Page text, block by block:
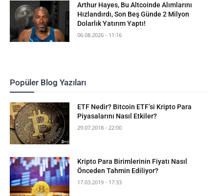
Arthur Hayes, Bu Altcoinde Alımlarını
Hızlandırdı, Son Beş Günde 2 Milyon
Dolarlık Yatırım Yaptı!
06.08.2026 - 11:16
Popüler Blog Yazıları
ETF Nedir? Bitcoin ETF’si Kripto Para
Piyasalarını Nasıl Etkiler?
29.07.2018 - 22:00
Kripto Para Birimlerinin Fiyatı Nasıl
Önceden Tahmin Ediliyor?
17.03.2019 - 17:33